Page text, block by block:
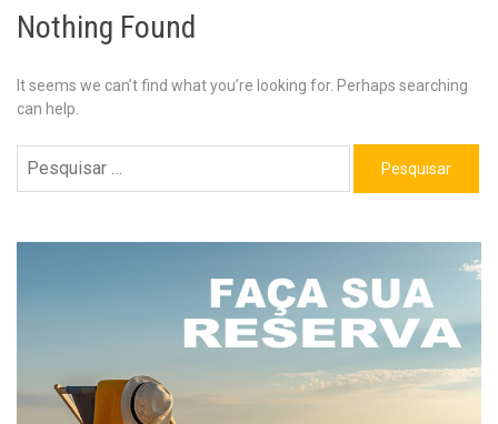
Nothing Found
It seems we can’t find what you’re looking for. Perhaps searching
can help.
por: